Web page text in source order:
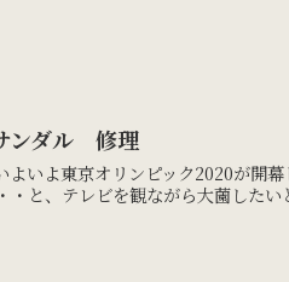
ンダル 修理
よいよ東京オリンピック2020が開
・と、テレビを観ながら大薗した